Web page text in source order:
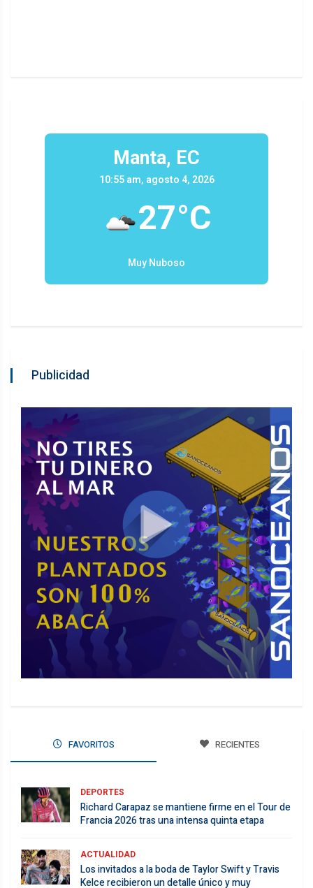
Manta, EC
10:55 am, agosto 4, 2026
27°C
Muy Nuboso
Publicidad
FAVORITOS RECIENTES
DEPORTES
Richard Carapaz se mantiene firme en el Tour de
Francia 2026 tras una intensa quinta etapa
ACTUALIDAD
Los invitados a la boda de Taylor Swift y Travis
Kelce recibieron un detalle único y muy